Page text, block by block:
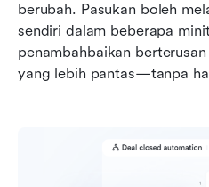
berubah. Pasukan boleh
sendiri dalam beberapa
penambahbaikan
yang lebih pantas—tanpa